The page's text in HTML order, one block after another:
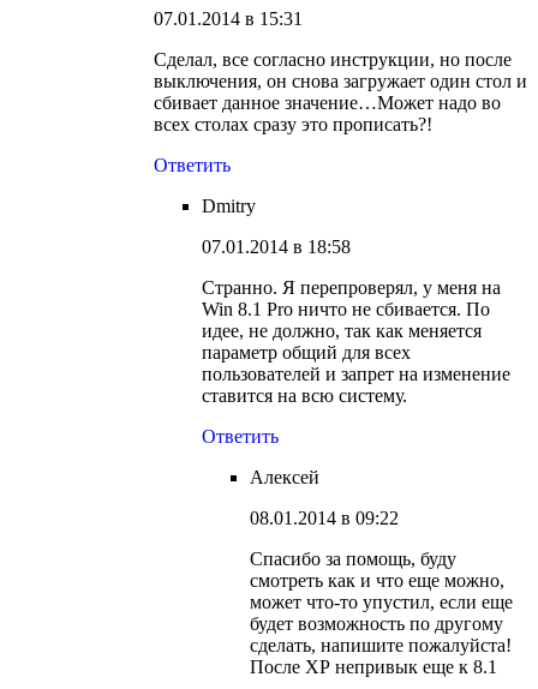
07.01.2014 в 15:31
Сделал, все согласно инструкции, но после
выключения, он снова загружает один стол и
сбивает данное значение…Может надо во
всех столах сразу это прописать?!
Ответить
Dmitry
07.01.2014 в 18:58
Странно. Я перепроверял, у меня на
Win 8.1 Pro ничто не сбивается. По
идее, не должно, так как меняется
параметр общий для всех
пользователей и запрет на изменение
ставится на всю систему.
Ответить
Алексей
08.01.2014 в 09:22
Спасибо за помощь, буду
смотреть как и что еще можно,
может что-то упустил, если еще
будет возможность по другому
сделать, напишите пожалуйста!
После ХР непривык еще к 8.1